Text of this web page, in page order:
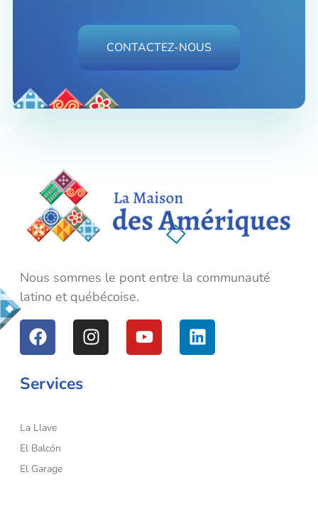
CONTACTEZ-NOUS
Nous sommes le pont entre la communauté
latino et québécoise.
Services
La Llave
El Balcón
El Garage